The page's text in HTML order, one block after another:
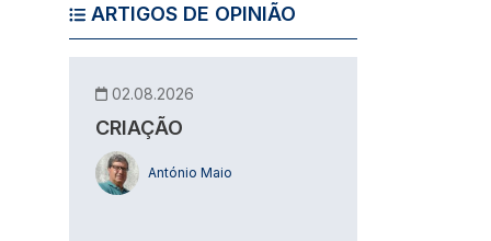
ARTIGOS DE OPINIÃO
02.08.2026
CRIAÇÃO
António Maio